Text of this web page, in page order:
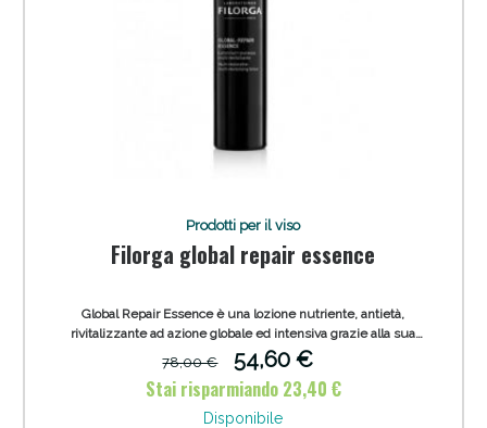
Prodotti per il viso
Filorga global repair essence
Global Repair Essence è una lozione nutriente, antietà,
rivitalizzante ad azione globale ed intensiva grazie alla sua
formulazione concentrata. Indicata in caso di disidratazione,
rughe marcate e perdita di tono/rilassamento dell'ovale con
mancanza di uniformità ed aspetto stanco.
78,00 €
54,60 €
Stai risparmiando 23,40 €
Disponibile
Anticellulite e Fanghi: Sconto fino al 40% valido
oggi!
Sconto fino al 55% disponibile oggi!